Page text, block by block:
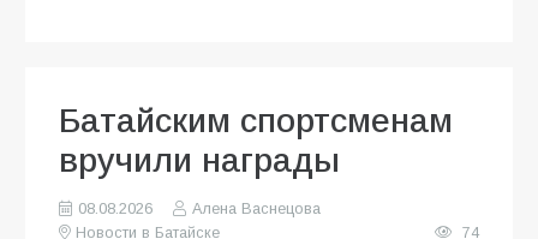
Батайским спортсменам
вручили награды
08.08.2026
Алена Васнецова
Новости в Батайске
74